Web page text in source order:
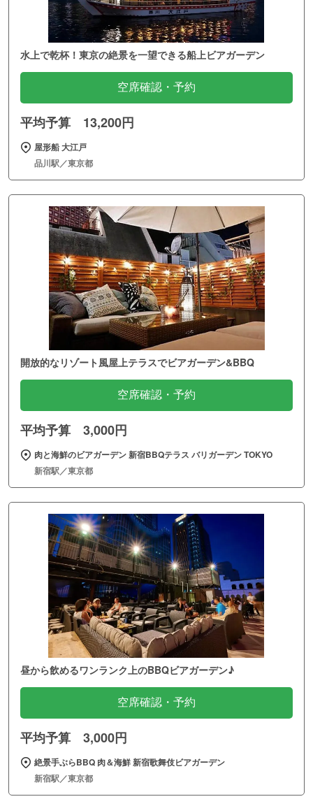
水上で乾杯！東京の絶景を一望できる船上ビアガーデン
空席確認・予約
平均予算 13,200円
屋形船 大江戸
品川駅／東京都
開放的なリゾート風屋上テラスでビアガーデン&BBQ
空席確認・予約
平均予算 3,000円
肉と海鮮のビアガーデン 新宿BBQテラス バリガーデン TOKYO
新宿駅／東京都
昼から飲めるワンランク上のBBQビアガーデン♪
空席確認・予約
平均予算 3,000円
絶景手ぶらBBQ 肉＆海鮮 新宿歌舞伎ビアガーデン
新宿駅／東京都